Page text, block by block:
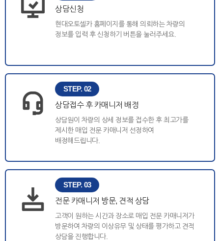
상담신청
현대오토셀카 홈페이지를 통해 의뢰하는 차량의
정보를 입력 후 신청하기 버튼을 눌러주세요.
STEP. 02
상담접수 후 카매니저 배정
상담원이 차량의 상세 정보를 접수한 후 최고가를
제시한 매입 전문 카매니저 선정하여
배정해드립니다.
STEP. 03
전문 카매니저 방문, 견적 상담
고객이 원하는 시간과 장소로 매입 전문 카매니저가
방문하여 차량의 이상유무 및 상태를 평가하고 견적
상담을 진행합니다.